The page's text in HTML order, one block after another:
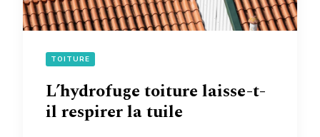
TOITURE
L’hydrofuge toiture laisse-t-
il respirer la tuile